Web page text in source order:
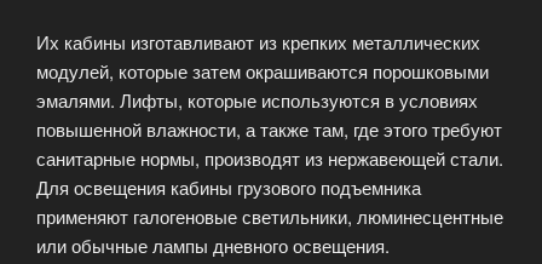
Их кабины изготавливают из крепких металлических
модулей, которые затем окрашиваются порошковыми
эмалями. Лифты, которые используются в условиях
повышенной влажности, а также там, где этого требуют
санитарные нормы, производят из нержавеющей стали.
Для освещения кабины грузового подъемника
применяют галогеновые светильники, люминесцентные
или обычные лампы дневного освещения.